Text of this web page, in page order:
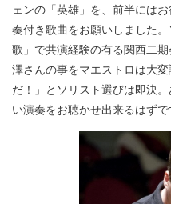
ェンの「英雄」を、前半には
奏付き歌曲をお願いしました
歌」で共演経験の有る関西二
澤さんの事をマエストロは大
だ！」とソリスト選びは即決
い演奏をお聴かせ出来るはずで